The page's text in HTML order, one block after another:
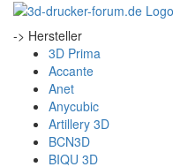
-> Hersteller
3D Prima
Accante
Anet
Anycubic
Artillery 3D
BCN3D
BIQU 3D